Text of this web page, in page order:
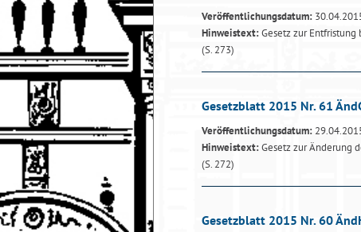
Veröffentlichungsdatum:
Hinweistext:Gesetz zur
(S. 273)
Gesetzblatt 2015 Nr. 61
Veröffentlichungsdatum:
Hinweistext:Gesetz zur Änderung
(S. 272)
Gesetzblatt 2015 Nr. 60